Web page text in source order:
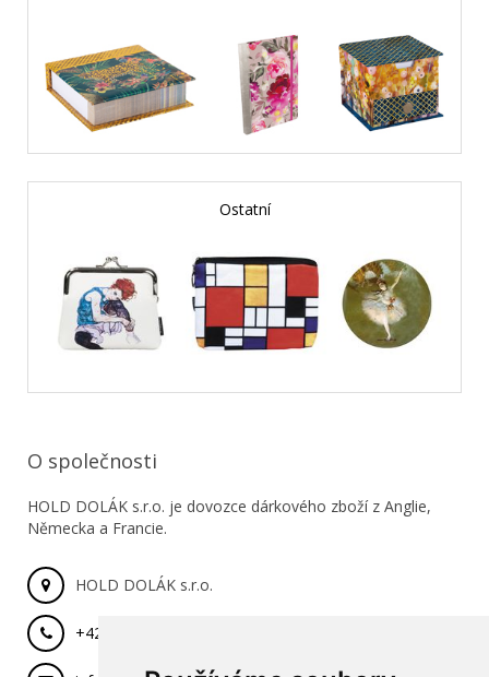
Ostatní
O společnosti
HOLD DOLÁK s.r.o. je dovozce dárkového zboží z Anglie,
Německa a Francie.
HOLD DOLÁK s.r.o.
+420 777 029 462